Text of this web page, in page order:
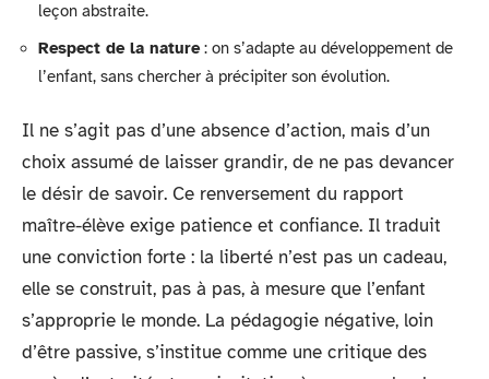
leçon abstraite.
Respect de la nature: on s’adapte au développement de
l’enfant, sans chercher à précipiter son évolution.
Il ne s’agit pas d’une absence d’action, mais d’un
choix assumé de laisser grandir, de ne pas devancer
le désir de savoir. Ce renversement du rapport
maître-élève exige patience et confiance. Il traduit
une conviction forte : la liberté n’est pas un cadeau,
elle se construit, pas à pas, à mesure que l’enfant
s’approprie le monde. La pédagogie négative, loin
d’être passive, s’institue comme une critique des